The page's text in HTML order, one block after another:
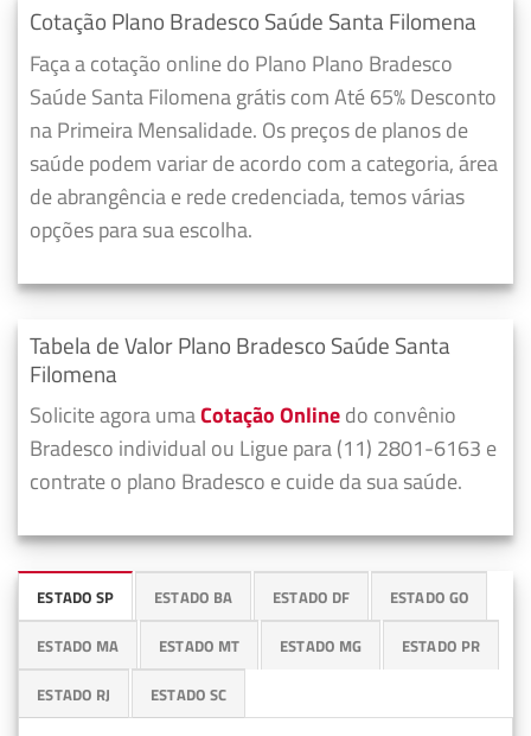
Cotação Plano Bradesco Saúde Santa Filomena
Faça a cotação online do Plano Plano Bradesco
Saúde Santa Filomena grátis com Até 65% Desconto
na Primeira Mensalidade. Os preços de planos de
saúde podem variar de acordo com a categoria, área
de abrangência e rede credenciada, temos várias
opções para sua escolha.
Tabela de Valor Plano Bradesco Saúde Santa
Filomena
Solicite agora umaCotação Onlinedo convênio
Bradesco individual ou Ligue para (11) 2801-6163 e
contrate o plano Bradesco e cuide da sua saúde.
ESTADO SP ESTADO BA ESTADO DF ESTADO GO
ESTADO MA ESTADO MT ESTADO MG ESTADO PR
ESTADO RJ ESTADO SC